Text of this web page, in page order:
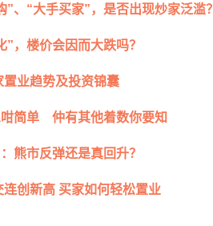
、“大手买家”，是否出现炒家泛滥？
，楼价会因而大跌吗？
业趋势及投资锦囊
简单 仲有其他着数你要知
熊市反弹还是真回升？
创新高 买家如何轻松置业